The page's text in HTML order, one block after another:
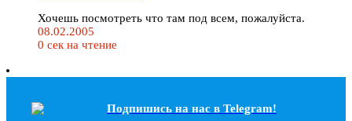
Хочешь посмотреть что там под всем, пожалуйста.
08.02.2005
0 сек на чтение
Подпишись на наc в Telegram!